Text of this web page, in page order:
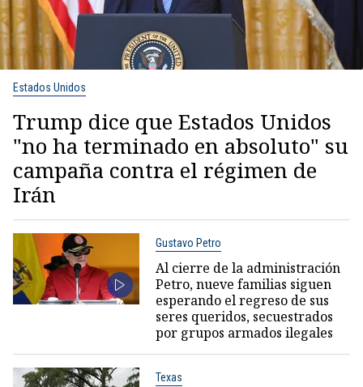
Estados Unidos
Trump dice que Estados Unidos
"no ha terminado en absoluto" su
campaña contra el régimen de
Irán
Gustavo Petro
Al cierre de la administración
Petro, nueve familias siguen
esperando el regreso de sus
seres queridos, secuestrados
por grupos armados ilegales
Texas